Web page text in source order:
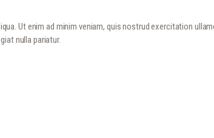
Ut enim ad minim veniam, quis nostrud exercitation
nulla pariatur.